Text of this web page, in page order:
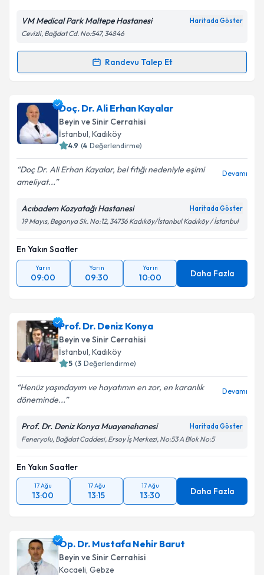
VM Medical Park Maltepe Hastanesi Haritada Göster
Cevizli, Bağdat Cd. No:547, 34846
Randevu Talep Et
Randevu Takvimi Talebi
Prof. Dr. Mehmet Reşid Öneniçin randevu takvimi
talebi oluşturun. Size bu uzmandan randevu almanız
için bir takvim hazırlandığında e-posta ile
bilgilendireceğiz.
E-posta Adresiniz
Kişisel verilerimin işlenmesine ilişkinAydınlatma
Metni'ni okudum ve kişisel verilerimin belirtilen
kapsamda işlenmesini kabul ediyorum.
Takvim Talebini Gönder
Doç. Dr. Ali Erhan Kayalar
Beyin ve Sinir Cerrahisi
İstanbul, Kadıköy
4.9 (4 Değerlendirme)
Doç Dr. Ali Erhan Kayalar, bel fıtığı nedeniyle eşimi
ameliyat...
Devamı
Acıbadem Kozyatağı Hastanesi Haritada Göster
19 Mayıs, Begonya Sk. No:12, 34736 Kadıköy/İstanbul Kadıköy / İstanbul
En Yakın Saatler
Yarın
09:00
Yarın
09:30
Yarın
10:00 Daha Fazla
Prof. Dr. Deniz Konya
Beyin ve Sinir Cerrahisi
İstanbul, Kadıköy
5 (3 Değerlendirme)
Henüz yaşındayım ve hayatımın en zor, en karanlık
döneminde...
Devamı
Prof. Dr. Deniz Konya Muayenehanesi Haritada Göster
Feneryolu, Bağdat Caddesi, Ersoy İş Merkezi, No:53 A Blok No:5
En Yakın Saatler
17 Ağu
13:00
17 Ağu
13:15
17 Ağu
13:30 Daha Fazla
Op. Dr. Mustafa Nehir Barut
Beyin ve Sinir Cerrahisi
Kocaeli, Gebze